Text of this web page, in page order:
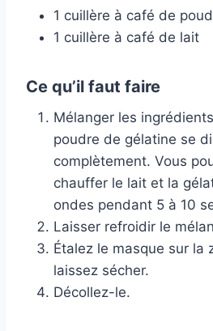
1 cuillère à café de
1 cuillère à café de lait
Ce qu’il faut faire
Mélanger les
poudre de gélatine se
complètement. Vous
chauffer le lait et la
ondes pendant 5 à 10
Laisser refroidir le
Étalez le masque sur la
laissez sécher.
Décollez-le.